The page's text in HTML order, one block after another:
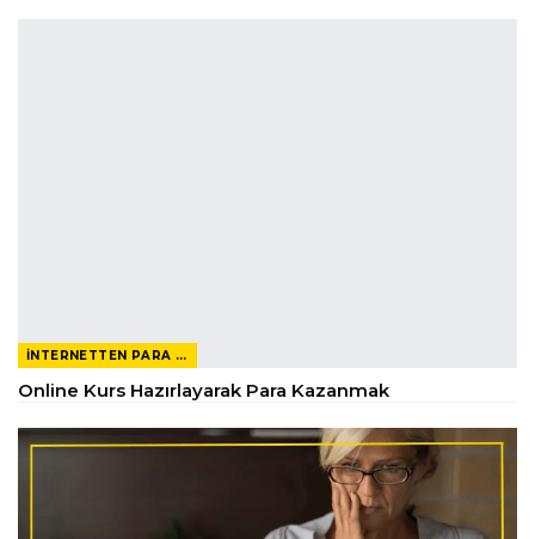
İNTERNETTEN PARA KAZANMAK
Online Kurs Hazırlayarak Para Kazanmak